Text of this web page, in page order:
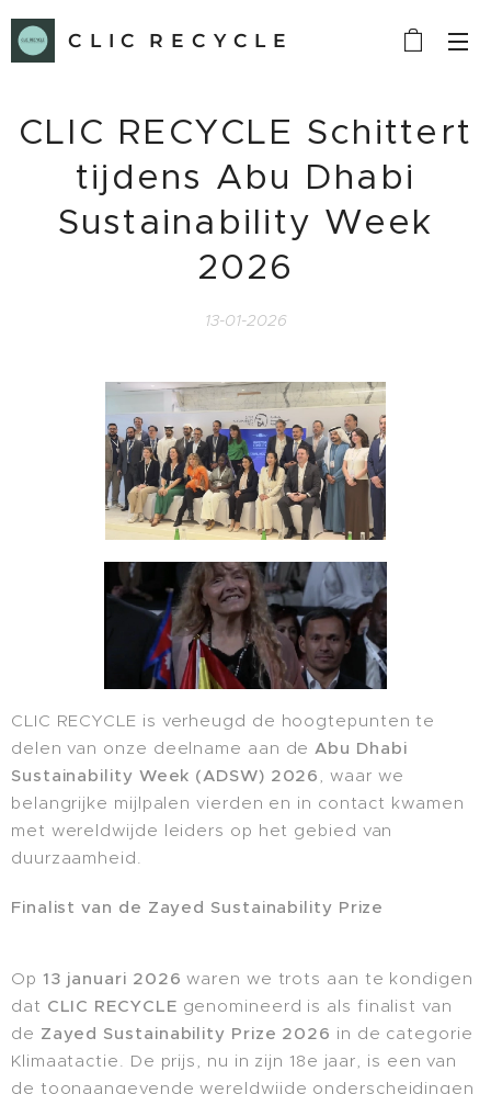
C L I C R E C Y C L E
CLIC RECYCLE Schittert
tijdens Abu Dhabi
Sustainability Week
2026
13-01-2026
CLIC RECYCLE is verheugd de hoogtepunten te
delen van onze deelname aan deAbu Dhabi
Sustainability Week (ADSW) 2026, waar we
belangrijke mijlpalen vierden en in contact kwamen
met wereldwijde leiders op het gebied van
duurzaamheid.
Finalist van de Zayed Sustainability Prize
Op 13 januari 2026 waren we trots aan te kondigen
dat CLIC RECYCLE genomineerd is als finalist van
de Zayed Sustainability Prize 2026 in de categorie
Klimaatactie. De prijs, nu in zijn 18e jaar, is een van
de toonaangevende wereldwijde onderscheidingen